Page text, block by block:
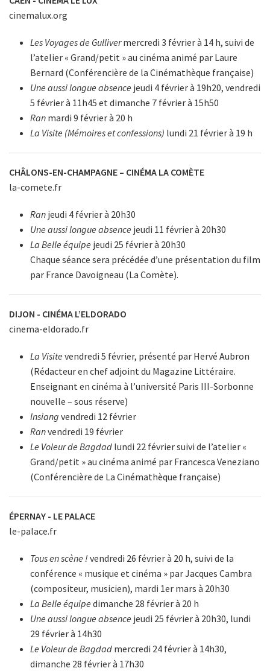
cinemalux.org
Les Voyages de Gullivermercredi 3 février à 14 h, suivi de
l’atelier « Grand/petit » au cinéma animé par Laure
Bernard (Conférencière de la Cinémathèque française)
Une aussi longue absence jeudi 4 février à 19h20, vendredi
5 février à 11h45 et dimanche 7 février à 15h50
Ranmardi 9 février à 20 h
La Visite (Mémoires et confessions) lundi 21 février à 19 h
CHÂLONS-EN-CHAMPAGNE – CINÉMA LA COMÈTE
la-comete.fr
Ranjeudi 4 février à 20h30
Une aussi longue absence jeudi 11 février à 20h30
La Belle équipe jeudi 25 février à 20h30
Chaque séance sera précédée d’une présentation du film
par France Davoigneau (La Comète).
DIJON - CINÉMA L’ELDORADO
cinema-eldorado.fr
La Visite vendredi 5 février, présenté par Hervé Aubron
(Rédacteur en chef adjoint du Magazine Littéraire.
Enseignant en cinéma à l’université Paris III-Sorbonne
nouvelle – sous réserve)
Insiang vendredi 12 février
Ranvendredi 19 février
Le Voleur de Bagdadlundi 22 février suivi de l’atelier «
Grand/petit » au cinéma animé par Francesca Veneziano
(Conférencière de La Cinémathèque française)
ÉPERNAY - LE PALACE
le-palace.fr
Tous en scène ! vendredi 26 février à 20 h, suivi de la
conférence « musique et cinéma » par Jacques Cambra
(compositeur, musicien), mardi 1er mars à 20h30
La Belle équipe dimanche 28 février à 20 h
Une aussi longue absence jeudi 25 février à 20h30, lundi
29 février à 14h30
Le Voleur de Bagdadmercredi 24 février à 14h30,
dimanche 28 février à 17h30